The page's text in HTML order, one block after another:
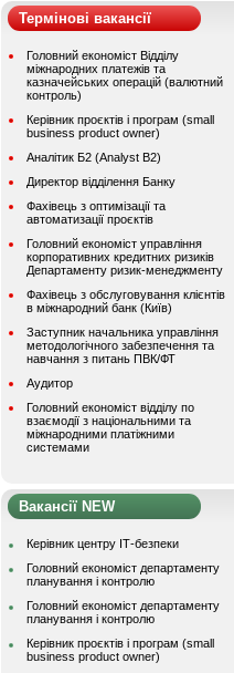
Термінові вакансії
Головний економіст Відділу
міжнародних платежів та
казначейських операцій (валютний
контроль)
Керівник проєктів і програм (small
business product owner)
Аналітик Б2 (Analyst B2)
Директор відділення Банку
Фахівець з оптимізації та
автоматизації проєктів
Головний економіст управління
корпоративних кредитних ризиків
Департаменту ризик-менеджменту
Фахівець з обслуговування клієнтів
в міжнародний банк (Київ)
Заступник начальника управління
методологічного забезпечення та
навчання з питань ПВК/ФТ
Аудитор
Головний економіст відділу по
взаємодії з національними та
міжнародними платіжними
системами
Вакансії NEW
Керівник центру ІТ-безпеки
Головний економіст департаменту
планування і контролю
Головний економіст департаменту
планування і контролю
Керівник проєктів і програм (small
business product owner)